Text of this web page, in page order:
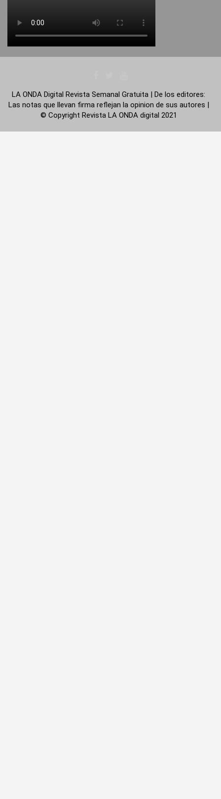
LA ONDA Digital Revista Semanal Gratuita | De los editores:
Las notas que llevan firma reflejan la opinion de sus autores |
© Copyright Revista LA ONDA digital 2021